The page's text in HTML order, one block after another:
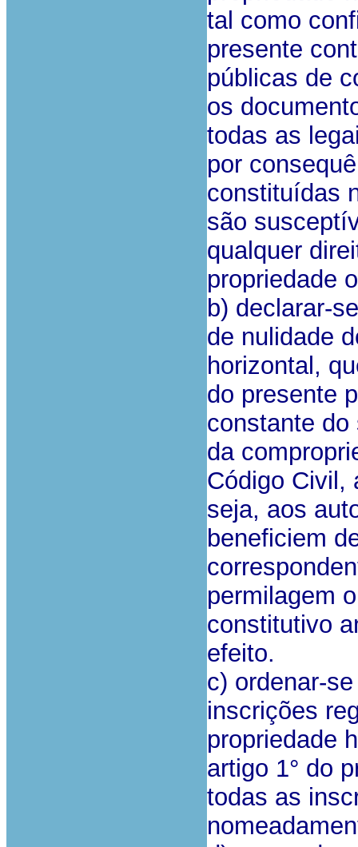
tal como
presente
públicas de
os
todas as
por
constituídas
são
qualquer
propriedade
b) declarar-
de nulidade
horizontal,
do presente
constante do
da
Código Civil,
seja, aos
beneficiem
permilagem
constitutivo
efeito.
c) ordenar-
inscrições
propriedade
artigo 1° do
todas as